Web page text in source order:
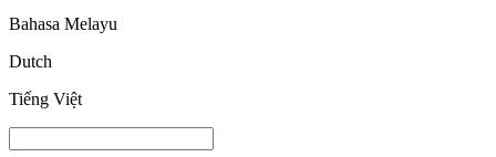
Bahasa Melayu
Dutch
Tiếng Việt